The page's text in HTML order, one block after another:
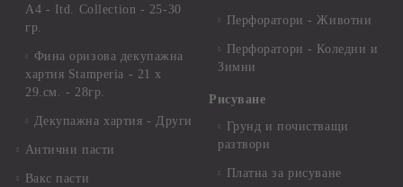
А4 - Itd. Collection - 25-30
гр.
Фина оризова декупажна
хартия Stamperia - 21 х
29.см. - 28гр.
Декупажна хартия - Други
Антични пасти
Вакс пасти
Перфоратори - Животни
Перфоратори - Коледни и
Зимни
Рисуване
Грунд и почистващи
разтвори
Платна за рисуване